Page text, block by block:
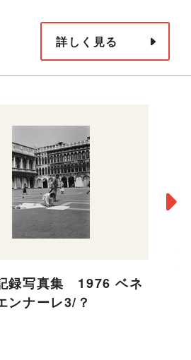
詳しく見る
録写真集 1976 ベネ
ンナーレ3/？